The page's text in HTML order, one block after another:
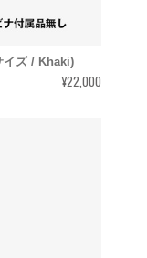
イズ / Khaki)
¥22,000